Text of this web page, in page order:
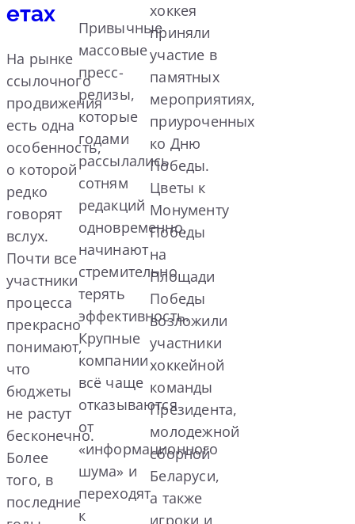
етах
На рынке
ссылочного
продвижения
есть одна
особенность,
о которой
редко
говорят
вслух.
Почти все
участники
процесса
прекрасно
понимают,
что
бюджеты
не растут
бесконечно.
Более
того, в
последние
Привычные
массовые
пресс-
релизы,
которые
годами
рассылались
сотням
редакций
одновременно,
начинают
стремительно
терять
эффективность.
Крупные
компании
всё чаще
отказываются
от
«информационного
шума» и
переходят
к
хоккея
приняли
участие в
памятных
мероприятиях,
приуроченных
ко Дню
Победы.
Цветы к
Монументу
Победы
на
Площади
Победы
возложили
участники
хоккейной
команды
Президента,
молодежной
сборной
Беларуси,
а также